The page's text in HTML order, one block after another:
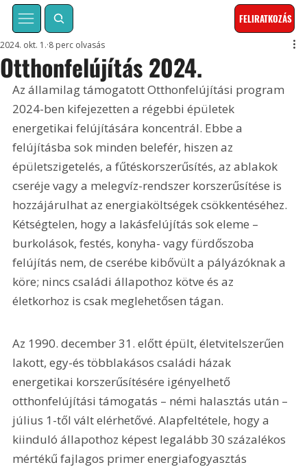
FELIRATKOZÁS
Otthonfelújítás 2024.
2024. okt. 1. 8 perc olvasás
Az államilag támogatott Otthonfelújítási program
2024-ben kifejezetten a régebbi épületek
energetikai felújítására koncentrál. Ebbe a
felújításba sok minden belefér, hiszen az
épületszigetelés, a fűtéskorszerűsítés, az ablakok
cseréje vagy a melegvíz-rendszer korszerűsítése is
hozzájárulhat az energiaköltségek csökkentéséhez.
Kétségtelen, hogy a lakásfelújítás sok eleme –
burkolások, festés, konyha- vagy fürdőszoba
felújítás nem, de cserébe kibővült a pályázóknak a
köre; nincs családi állapothoz kötve és az
életkorhoz is csak meglehetősen tágan.
Az 1990. december 31. előtt épült, életvitelszerűen
lakott, egy-és többlakásos családi házak
energetikai korszerűsítésére igényelhető
otthonfelújítási támogatás – némi halasztás után –
július 1-től vált elérhetővé. Alapfeltétele, hogy a
kiinduló állapothoz képest legalább 30 százalékos
mértékű fajlagos primer energiafogyasztás